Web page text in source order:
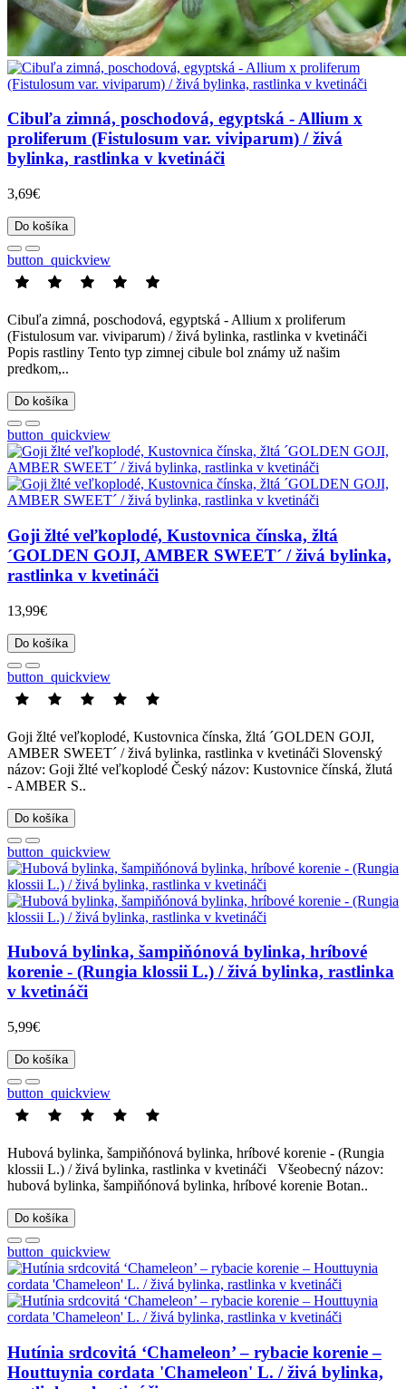
Cibuľa zimná, poschodová, egyptská - Allium x
proliferum (Fistulosum var. viviparum) / živá
bylinka, rastlinka v kvetináči
3,69€
Do košíka
button_quickview
Cibuľa zimná, poschodová, egyptská - Allium x proliferum
(Fistulosum var. viviparum) / živá bylinka, rastlinka v kvetináči
Popis rastliny Tento typ zimnej cibule bol známy už našim
predkom,..
Do košíka
button_quickview
Goji žlté veľkoplodé, Kustovnica čínska, žltá
´GOLDEN GOJI, AMBER SWEET´ / živá bylinka,
rastlinka v kvetináči
13,99€
Do košíka
button_quickview
Goji žlté veľkoplodé, Kustovnica čínska, žltá ´GOLDEN GOJI,
AMBER SWEET´ / živá bylinka, rastlinka v kvetináči Slovenský
názov: Goji žlté veľkoplodé Český názov: Kustovnice čínská, žlutá
- AMBER S..
Do košíka
button_quickview
Hubová bylinka, šampiňónová bylinka, hríbové
korenie - (Rungia klossii L.) / živá bylinka, rastlinka
v kvetináči
5,99€
Do košíka
button_quickview
Hubová bylinka, šampiňónová bylinka, hríbové korenie - (Rungia
klossii L.) / živá bylinka, rastlinka v kvetináči Všeobecný názov:
hubová bylinka, šampiňónová bylinka, hríbové korenie Botan..
Do košíka
button_quickview
Hutínia srdcovitá ‘Chameleon’ – rybacie korenie –
Houttuynia cordata 'Chameleon' L. / živá bylinka,